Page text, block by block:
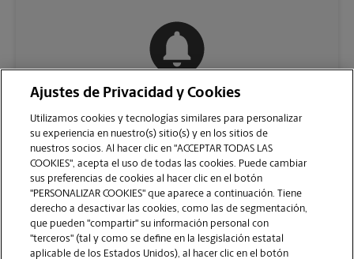
Ajustes de Privacidad y Cookies
Utilizamos cookies y tecnologías similares para personalizar
su experiencia en nuestro(s) sitio(s) y en los sitios de
nuestros socios. Al hacer clic en "ACCEPTAR TODAS LAS
COOKIES", acepta el uso de todas las cookies. Puede cambiar
sus preferencias de cookies al hacer clic en el botón
"PERSONALIZAR COOKIES" que aparece a continuación. Tiene
derecho a desactivar las cookies, como las de segmentación,
que pueden "compartir" su información personal con
"terceros" (tal y como se define en la lesgislación estatal
aplicable de los Estados Unidos), al hacer clic en el botón